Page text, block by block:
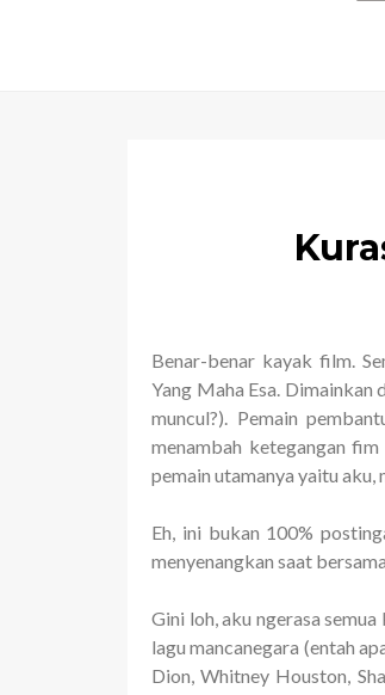
Benar-benar kayak film.
Yang Maha Esa. Dimainkan
muncul?). Pemain
menambah ketegangan
pemain utamanya yaitu aku,
Eh, ini bukan 100%
menyenangkan saat
Gini loh, aku ngerasa
lagu mancanegara (entah
Dion, Whitney Houston,